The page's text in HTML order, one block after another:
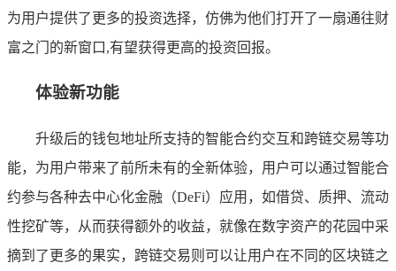
为用户提供了更多的投资选择，仿佛为他们打开了一扇通往财
富之门的新窗口,有望获得更高的投资回报。
体验新功能
升级后的钱包地址所支持的智能合约交互和跨链交易等功
能，为用户带来了前所未有的全新体验，用户可以通过智能合
约参与各种去中心化金融（DeFi）应用，如借贷、质押、流动
性挖矿等，从而获得额外的收益，就像在数字资产的花园中采
摘到了更多的果实，跨链交易则可以让用户在不同的区块链之